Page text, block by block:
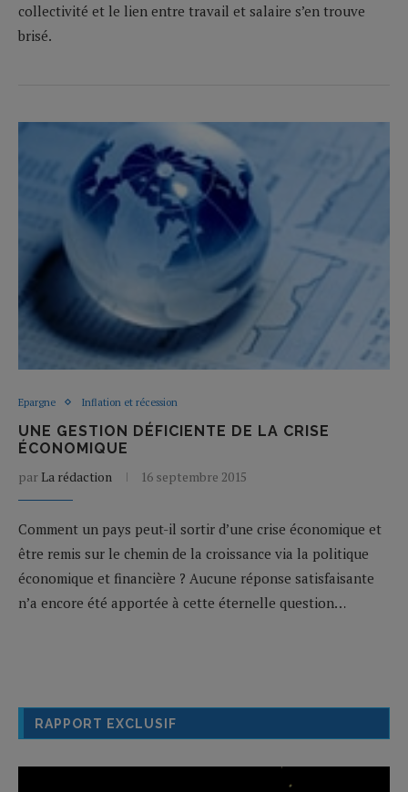
collectivité et le lien entre travail et salaire s’en trouve
brisé.
Epargne Inflation et récession
UNE GESTION DÉFICIENTE DE LA CRISE
ÉCONOMIQUE
par La rédaction 16 septembre 2015
Comment un pays peut-il sortir d’une crise économique et
être remis sur le chemin de la croissance via la politique
économique et financière ? Aucune réponse satisfaisante
n’a encore été apportée à cette éternelle question…
RAPPORT EXCLUSIF